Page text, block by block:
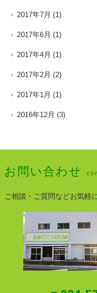
2017年7月 (1)
2017年6月 (1)
2017年4月 (1)
2017年2月 (2)
2017年1月 (1)
2016年12月 (3)
お問い合わせ
ご相談・ご質問などお気軽